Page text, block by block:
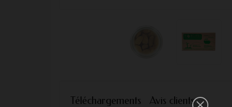
Téléchargements Avis clients